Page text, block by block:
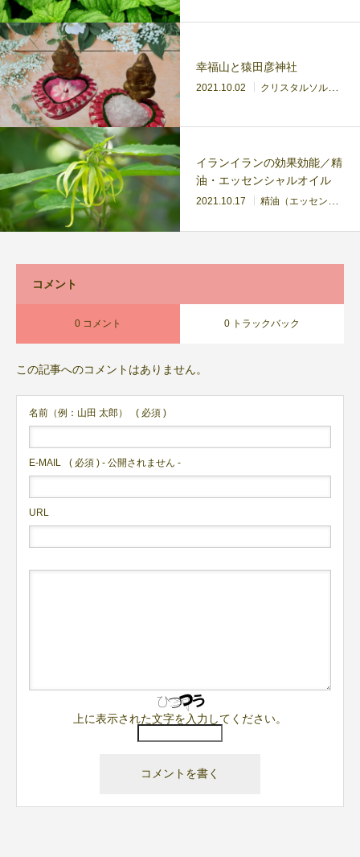
幸福山と猿田彦神社
2021.10.02 クリスタルソルト
イランイランの効果効能／精
油・エッセンシャルオイル
2021.10.17 精油（エッセンシャルオイル）
コメント
0 コメント 0 トラックバック
この記事へのコメントはありません。
名前（例：山田 太郎） ( 必須 )
E-MAIL ( 必須 ) - 公開されません -
URL
上に表示された文字を入力してください。